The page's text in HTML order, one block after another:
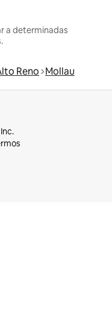
a determinadas
Reno Mollau